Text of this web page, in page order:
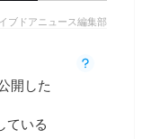
ブドアニュース編集部
開した
ている